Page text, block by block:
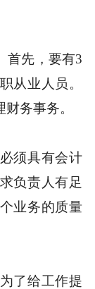
首先，要有3
从业人员。
务事务。
须具有会计
负责人有足
业务的质量
了给工作提